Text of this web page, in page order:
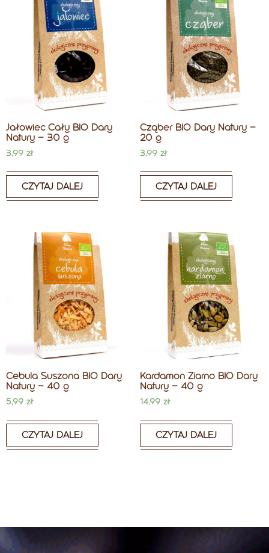
Jałowiec Cały BIO Dary
Natury – 30 g
3,99 zł
CZYTAJ DALEJ
Cząber BIO Dary Natury –
20 g
3,99 zł
CZYTAJ DALEJ
Cebula Suszona BIO Dary
Natury – 40 g
5,99 zł
CZYTAJ DALEJ
Kardamon Ziarno BIO Dary
Natury – 40 g
14,99 zł
CZYTAJ DALEJ